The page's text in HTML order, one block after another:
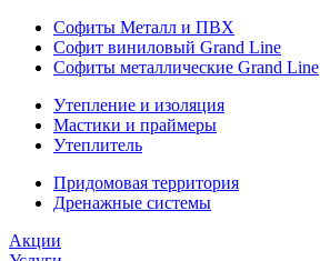
Софиты Металл и ПВХ
Софит виниловый Grand Line
Софиты металлические Grand Line
Утепление и изоляция
Мастики и праймеры
Утеплитель
Придомовая территория
Дренажные системы
Акции